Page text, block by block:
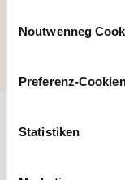
Noutwenneg
Preferenz-
Statistiken